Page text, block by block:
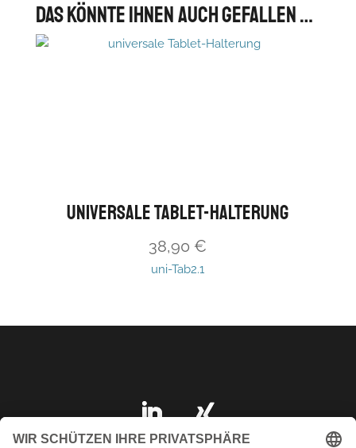
Das könnte Ihnen auch gefallen …
universale Tablet-Halterung
38,90 €
uni-Tab2.1